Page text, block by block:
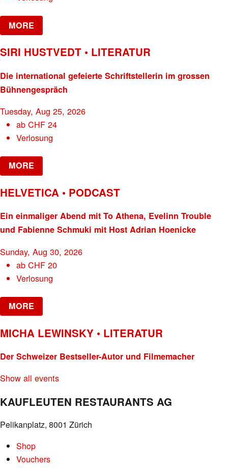
MORE
SIRI HUSTVEDT • LITERATUR
Die international gefeierte Schriftstellerin im grossen
Bühnengespräch
Tuesday, Aug 25, 2026
abCHF 24
Verlosung
MORE
HELVETICA • PODCAST
Ein einmaliger Abend mit To Athena, Evelinn Trouble
und Fabienne Schmuki mit Host Adrian Hoenicke
Sunday, Aug 30, 2026
abCHF 20
Verlosung
MORE
MICHA LEWINSKY • LITERATUR
Der Schweizer Bestseller-Autor und Filmemacher
Show all events
KAUFLEUTEN RESTAURANTS AG
Pelikanplatz, 8001 Zürich
Shop
Vouchers